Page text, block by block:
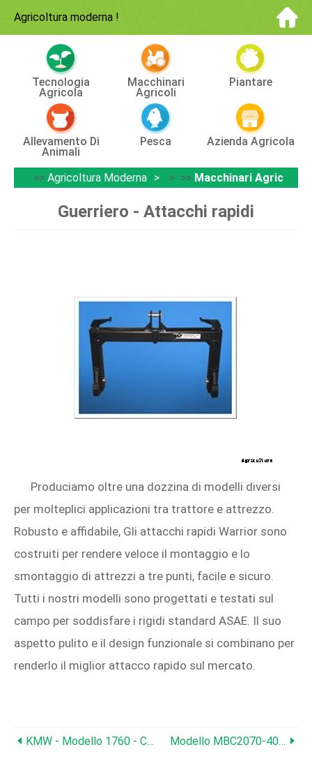
Agricoltura moderna !
Tecnologia
Agricola
Macchinari
Agricoli
Piantare
Allevamento Di
Animali
Pesca Azienda Agricola
>> Agricoltura Moderna > >> Macchinari Agricoli
Guerriero - Attacchi rapidi
Produciamo oltre una dozzina di modelli diversi
per molteplici applicazioni tra trattore e attrezzo.
Robusto e affidabile, Gli attacchi rapidi Warrior sono
costruiti per rendere veloce il montaggio e lo
smontaggio di attrezzi a tre punti, facile e sicuro.
Tutti i nostri modelli sono progettati e testati sul
campo per soddisfare i rigidi standard ASAE. Il suo
aspetto pulito e il design funzionale si combinano per
renderlo il miglior attacco rapido sul mercato.
KMW - Modello 1760 - Caricatore Frontale Modello MBC2070-4082 - Spandiconcime (piccole Dimensioni)